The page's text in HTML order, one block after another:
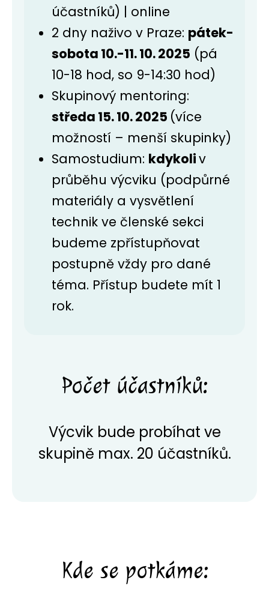
účastníků) | online
2 dny naživo v Praze: pátek-
sobota 10.-11. 10. 2025 (pá
10-18 hod, so 9-14:30 hod)
Skupinový mentoring:
středa 15. 10. 2025 (více
možností – menší skupinky)
Samostudium: kdykoliv
průběhu výcviku (podpůrné
materiály a vysvětlení
technik ve členské sekci
budeme zpřístupňovat
postupně vždy pro dané
téma. Přístup budete mít 1
rok.
Počet účastníků:
Výcvik bude probíhat ve
skupině max. 20 účastníků.
Kde se potkáme: